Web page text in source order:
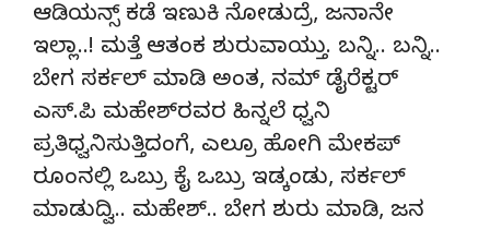
ಆಡಿಯನ್ಸ್ ಕಡೆ ಇಣುಕಿ ನೋಡುದ್ರೆ, ಜನಾನೇ
ಇಲ್ಲಾ..! ಮತ್ತೆ ಆತಂಕ ಶುರುವಾಯ್ತು. ಬನ್ನಿ.. ಬನ್ನಿ..
ಬೇಗ ಸರ್ಕಲ್ ಮಾಡಿ ಅಂತ, ನಮ್ ಡೈರೆಕ್ಟರ್
ಎಸ್.ಪಿ ಮಹೇಶ್‍ರವರ ಹಿನ್ನಲೆ ಧ್ವನಿ
ಪ್ರತಿಧ್ವನಿಸುತ್ತಿದಂಗೆ, ಎಲ್ರೂ ಹೋಗಿ ಮೇಕಪ್
ರೂಂನಲ್ಲಿ ಒಬ್ರು ಕೈ ಒಬ್ರು ಇಡ್ಕಂಡು, ಸರ್ಕಲ್
ಮಾಡುದ್ವಿ.. ಮಹೇಶ್.. ಬೇಗ ಶುರು ಮಾಡಿ, ಜನ